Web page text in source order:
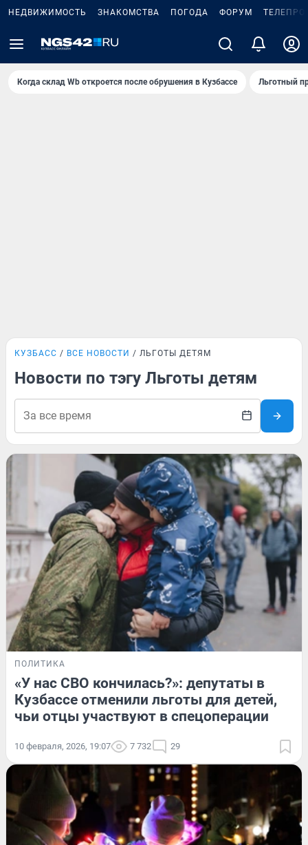
НЕДВИЖИМОСТЬ ЗНАКОМСТВА ПОГОДА ФОРУМ
Когда склад Wb откроется после обрушения в Кузбассе Льготный
КУЗБАСС ВСЕ НОВОСТИ ЛЬГОТЫ ДЕТЯМ
Новости по тэгу Льготы детям
ПОЛИТИКА
«У нас СВО кончилась?»: депутаты в
Кузбассе отменили льготы для детей,
чьи отцы участвуют в спецоперации
10 февраля, 2026, 19:07 7 732 29